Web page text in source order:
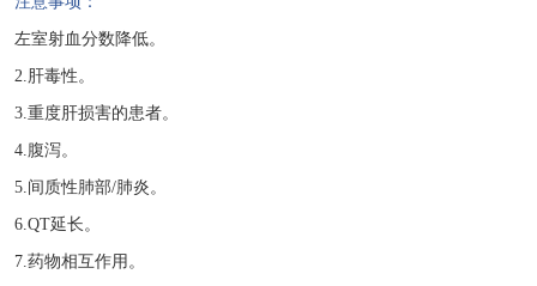
左室射血分数降低。
2.肝毒性。
3.重度肝损害的患者。
4.腹泻。
5.间质性肺部/肺炎。
6.QT延长。
7.药物相互作用。